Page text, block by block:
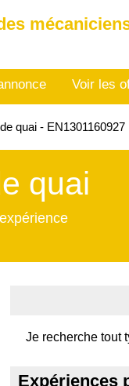
Voir les
quai - EN1301160927
quai
Je recherche tout
Expériences